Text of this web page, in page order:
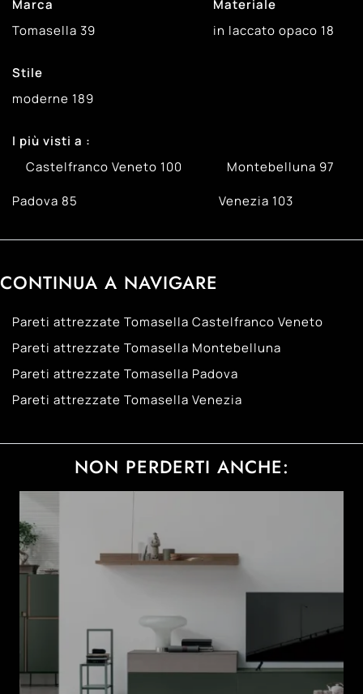
Marca
Tomasella 39
Materiale
in laccato opaco 18
Stile
moderne 189
I più visti a :
Castelfranco Veneto 100 Montebelluna 97
Padova 85 Venezia 103
CONTINUA A NAVIGARE
Pareti attrezzate Tomasella Castelfranco Veneto
Pareti attrezzate Tomasella Montebelluna
Pareti attrezzate Tomasella Padova
Pareti attrezzate Tomasella Venezia
NON PERDERTI ANCHE: